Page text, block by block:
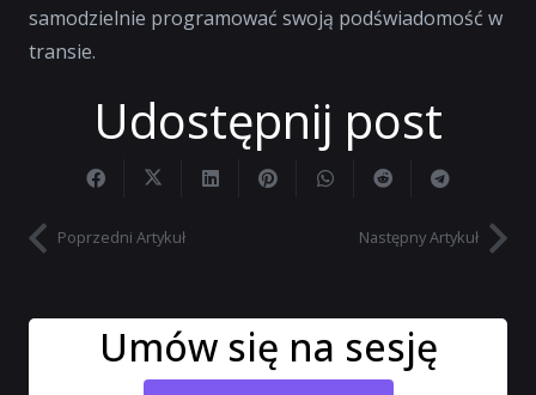
samodzielnie programować swoją podświadomość w
transie.
Udostępnij post
Poprzedni Artykuł Następny Artykuł
Umów się na sesję